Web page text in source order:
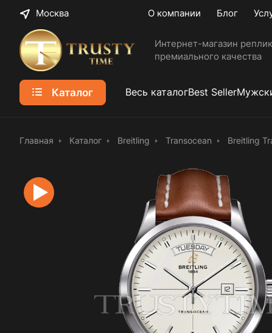
Москва О компании Блог
Интернет-магазин реплик
премиального качества
Каталог Весь каталогBest Seller
Главная Каталог Breitling Transocean Breitling